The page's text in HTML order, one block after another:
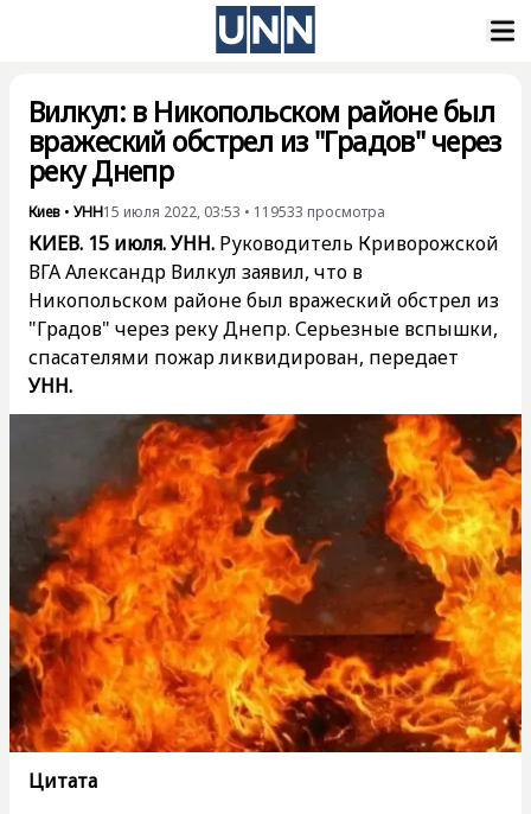
Вилкул: в Никопольском районе был
вражеский обстрел из "Градов" через
реку Днепр
Киев • УНН15 июля 2022, 03:53 • 119533 просмотра
КИЕВ. 15 июля. УНН. Руководитель Криворожской
ВГА Александр Вилкул заявил, что в
Никопольском районе был вражеский обстрел из
"Градов" через реку Днепр. Серьезные вспышки,
спасателями пожар ликвидирован, передает
УНН.
Цитата